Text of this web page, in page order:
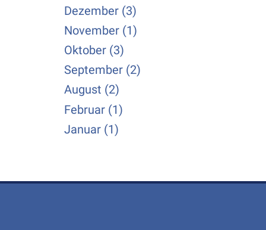
Dezember (3)
November (1)
Oktober (3)
September (2)
August (2)
Februar (1)
Januar (1)